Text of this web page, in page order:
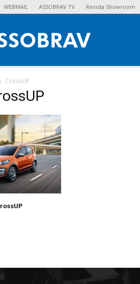
WEBMAIL ASSOBRAV TV Revista Showroom
CrossUP